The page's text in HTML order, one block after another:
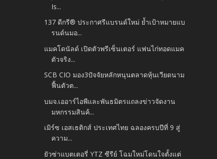
Is...
137 ดีกรี® ประกาศรีแบรนด์ใหม่ ย้ำเป้าหมายแบ
รนด์นมอ...
แมคโดนัลด์ เปิดตัวพรีเซ็นเตอร์ แฟนไก่ทอดแมค
ตัวจริง...
SCB CIO มอง3ปัจจัยหลักหนุนตลาดหุ้นเวียดนาม
ฟื้นตัวต...
บมจ.เออาร์ไอพีและพันธมิตรแถลงข่าวจัดงาน
มหกรรมสินค้...
เมิร์ซ เอสเธติกส์ ประเทศไทย ฉลองครบปีที่ 9 สู่
ความ...
ยัวซ่าแบตเตอรี่ YTZ ซีรีย์ โฉมใหม่โดนใจตั้งแต่